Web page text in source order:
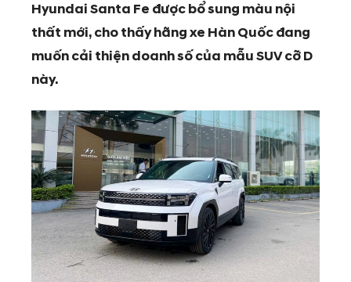
Hyundai Santa Fe được bổ sung màu nội
thất mới, cho thấy hãng xe Hàn Quốc đang
muốn cải thiện doanh số của mẫu SUV cỡ D
này.